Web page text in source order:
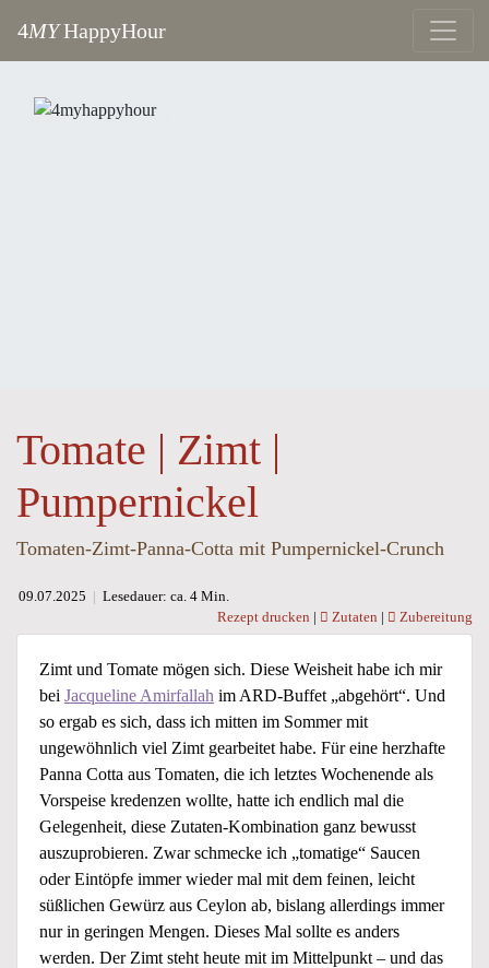
4MYHappyHour
Tomate | Zimt |
Pumpernickel
Tomaten-Zimt-Panna-Cotta mit Pumpernickel-Crunch
09.07.2025
Lesedauer: ca. 4 Min.
Rezept drucken
Zutaten Zubereitung
Zimt und Tomate mögen sich. Diese Weisheit habe ich mir
bei Jacqueline Amirfallah im ARD-Buffet „abgehört“. Und
so ergab es sich, dass ich mitten im Sommer mit
ungewöhnlich viel Zimt gearbeitet habe. Für eine herzhafte
Panna Cotta aus Tomaten, die ich letztes Wochenende als
Vorspeise kredenzen wollte, hatte ich endlich mal die
Gelegenheit, diese Zutaten-Kombination ganz bewusst
auszuprobieren. Zwar schmecke ich „tomatige“ Saucen
oder Eintöpfe immer wieder mal mit dem feinen, leicht
süßlichen Gewürz aus Ceylon ab, bislang allerdings immer
nur in geringen Mengen. Dieses Mal sollte es anders
werden. Der Zimt steht heute mit im Mittelpunkt – und das